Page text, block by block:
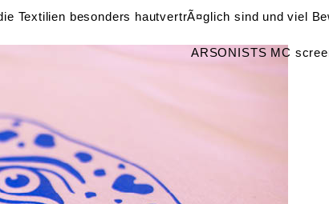
Textilien besonders hautvertrÃ¤glich sind und viel